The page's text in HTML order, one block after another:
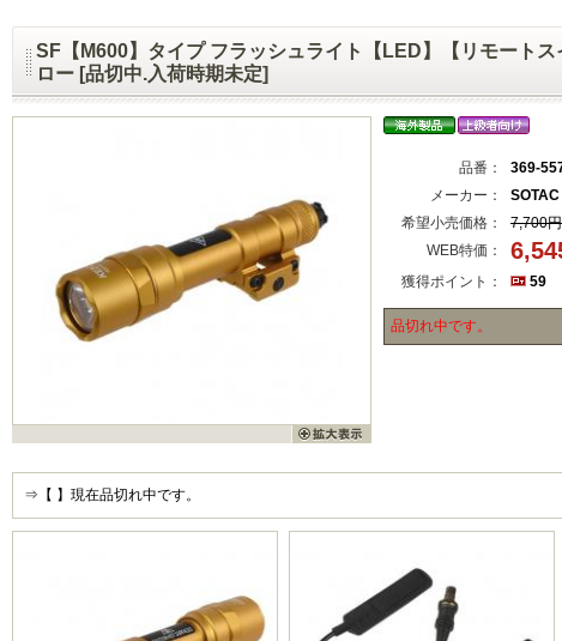
SF【M600】タイプ フラッシュライト【LED】【リモート
ロー [品切中.入荷時期未定]
品番：
369-
メーカー：
SOTAC
希望小売価格：
7,700円
WEB特価：
獲得ポイント：
59
品切れ中です。
⇒【 】現在品切れ中です。